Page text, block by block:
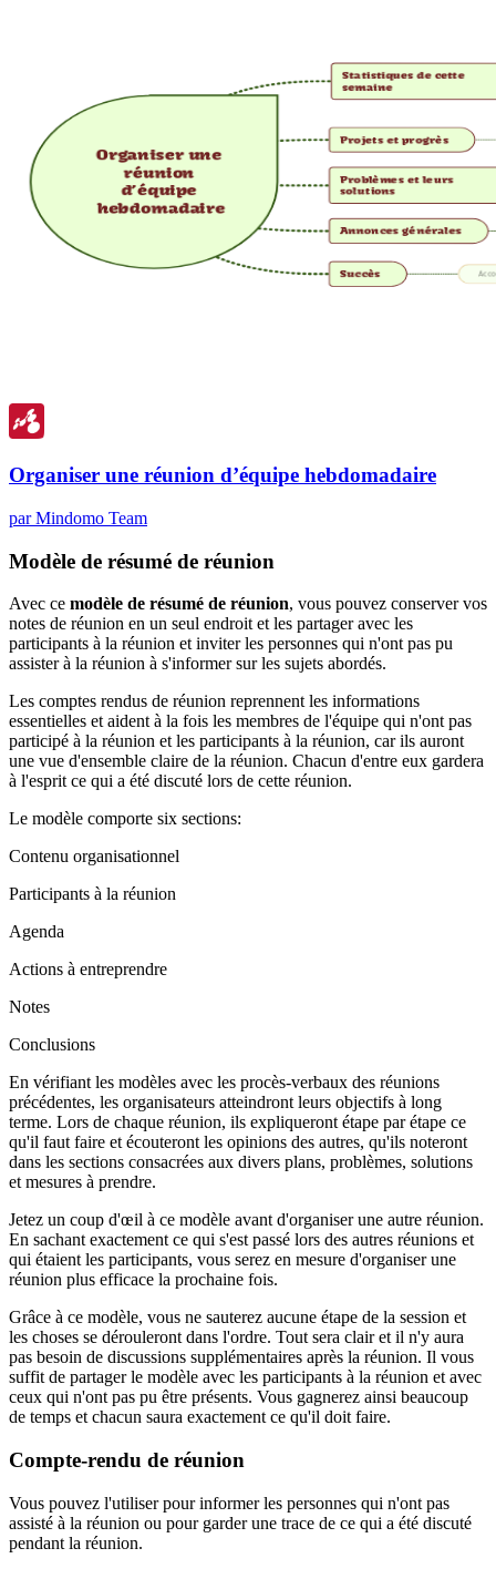
Organiser une réunion d’équipe hebdomadaire
par Mindomo Team
Modèle de résumé de réunion
Avec ce modèle de résumé de réunion, vous pouvez conserver vos
notes de réunion en un seul endroit et les partager avec les
participants à la réunion et inviter les personnes qui n'ont pas pu
assister à la réunion à s'informer sur les sujets abordés.
Les comptes rendus de réunion reprennent les informations
essentielles et aident à la fois les membres de l'équipe qui n'ont pas
participé à la réunion et les participants à la réunion, car ils auront
une vue d'ensemble claire de la réunion. Chacun d'entre eux gardera
à l'esprit ce qui a été discuté lors de cette réunion.
Le modèle comporte six sections:
Contenu organisationnel
Participants à la réunion
Agenda
Actions à entreprendre
Notes
Conclusions
En vérifiant les modèles avec les procès-verbaux des réunions
précédentes, les organisateurs atteindront leurs objectifs à long
terme. Lors de chaque réunion, ils expliqueront étape par étape ce
qu'il faut faire et écouteront les opinions des autres, qu'ils noteront
dans les sections consacrées aux divers plans, problèmes, solutions
et mesures à prendre.
Jetez un coup d'œil à ce modèle avant d'organiser une autre réunion.
En sachant exactement ce qui s'est passé lors des autres réunions et
qui étaient les participants, vous serez en mesure d'organiser une
réunion plus efficace la prochaine fois.
Grâce à ce modèle, vous ne sauterez aucune étape de la session et
les choses se dérouleront dans l'ordre. Tout sera clair et il n'y aura
pas besoin de discussions supplémentaires après la réunion. Il vous
suffit de partager le modèle avec les participants à la réunion et avec
ceux qui n'ont pas pu être présents. Vous gagnerez ainsi beaucoup
de temps et chacun saura exactement ce qu'il doit faire.
Compte-rendu de réunion
Vous pouvez l'utiliser pour informer les personnes qui n'ont pas
assisté à la réunion ou pour garder une trace de ce qui a été discuté
pendant la réunion.